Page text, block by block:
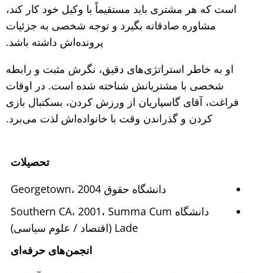
است که هر مشتری باید مستقیماً با وکیل خود کار کند،
مشاوره صادقانه بگیرد و توجه شخصی به جزئیات
پرونده‌اش داشته باشد.
او به خاطر استراتژی‌های دقیق، نگرش مثبت و رابطه
شخصی با مشتریانش شناخته شده است. در اوقات
فراغت، آقای گاسپاریان از ورزش کردن، بسکتبال بازی
کردن و گذراندن وقت با خانواده‌اش لذت می‌برد.
تحصیلات
دانشگاه حقوق Georgetown، 2004
دانشگاه Southern CA، 2001، Summa Cum
Lade (اقتصاد / علوم سیاسی)
انجمن‌های حرفه‌ای